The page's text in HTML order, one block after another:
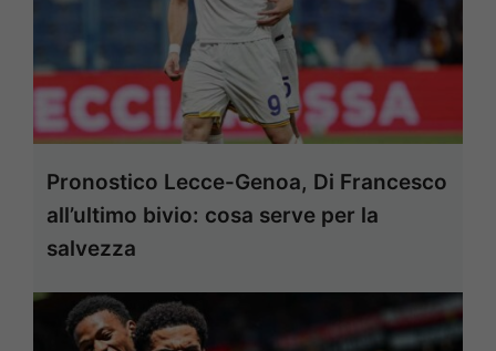
Pronostico Lecce-Genoa, Di Francesco
all’ultimo bivio: cosa serve per la
salvezza